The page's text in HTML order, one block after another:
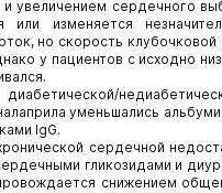
и увеличением сердечного
или изменяется
но скорость
у пациентов с исходно
уменьшались
IgG.
сердечной
гликозидами и
снижением